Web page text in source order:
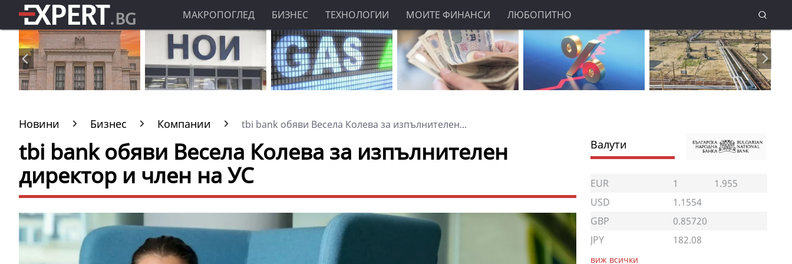
МАКРОПОГЛЕД БИЗНЕС ТЕХНОЛОГИИ МОИТЕ ФИНАНСИ ЛЮБОПИТНО
Новини Бизнес Компании tbi bank обяви Весела Колева за изпълнителен...
tbi bank обяви Весела Колева за изпълнителен
директор и член на УС
Валути
EUR 1
1.955
USD
1.1554
GBP
0.85720
JPY
182.08
виж всички